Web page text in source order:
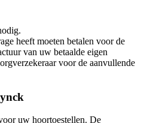
heeft moeten betalen voor de
van uw betaalde eigen
voor de aanvullende
uw hoortoestellen. De